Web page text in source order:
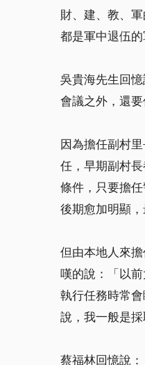
財、建、教、
都是軍中退伍的
吳貴海先生回
會議之外，還
因為擔任副村
任，早期副村
條件，只要擔
後期愈加明顯
但由本地人來
嘆的說：「以
執行任務時常
說，我一般是
蔡福林回憶說